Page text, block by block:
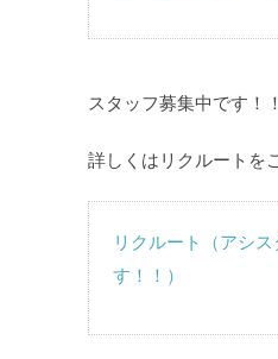
スタッフ募集中です！！
詳しくはリクルートを
リクルート（アシ
す！！）